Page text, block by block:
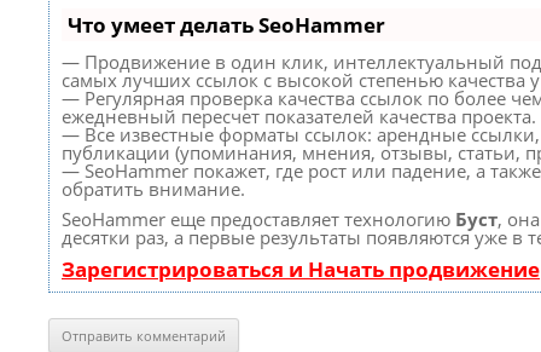
Что умеет делать SeoHammer
— Продвижение в один клик, интеллектуальный
самых лучших ссылок с высокой степенью качества
— Регулярная проверка качества ссылок по более
ежедневный пересчет показателей качества проекта.
— Все известные форматы ссылок: арендные
публикации (упоминания, мнения, отзывы, статьи,
— SeoHammer покажет, где рост или падение, а
обратить внимание.
SeoHammer еще предоставляет технологию Буст,
десятки раз, а первые результаты появляются уже в
Зарегистрироваться и Начать продвижение